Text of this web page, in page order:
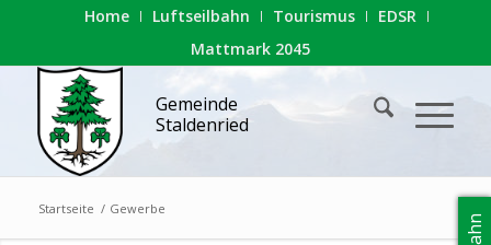
Home Luftseilbahn Tourismus
EDSR
Mattmark 2045
Gemeinde
Staldenried
Startseite / Gewerbe